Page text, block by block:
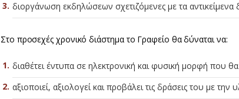
διοργάνωση εκδηλώσεων σχετιζόμενες με τα αντικείμενα
Στο προσεχές χρονικό διάστημα το Γραφείο θα δύναται να:
διαθέτει έντυπα σε ηλεκτρονική και φυσική μορφή που
αξιοποιεί, αξιολογεί και προβάλει τις δράσεις του με